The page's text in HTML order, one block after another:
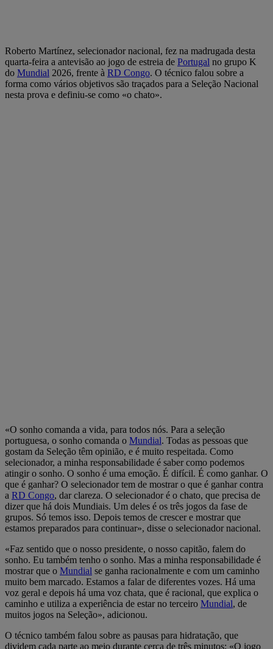
Roberto Martínez, selecionador nacional, fez na madrugada desta
quarta-feira a antevisão ao jogo de estreia de Portugal no grupo K
do Mundial 2026, frente à RD Congo. O técnico falou sobre a
forma como vários objetivos são traçados para a Seleção Nacional
nesta prova e definiu-se como «o chato».
«O sonho comanda a vida, para todos nós. Para a seleção
portuguesa, o sonho comanda o Mundial. Todas as pessoas que
gostam da Seleção têm opinião, e é muito respeitada. Como
selecionador, a minha responsabilidade é saber como podemos
atingir o sonho. O sonho é uma emoção. É difícil. É como ganhar. O
que é ganhar? O selecionador tem de mostrar o que é ganhar contra
a RD Congo, dar clareza. O selecionador é o chato, que precisa de
dizer que há dois Mundiais. Um deles é os três jogos da fase de
grupos. Só temos isso. Depois temos de crescer e mostrar que
estamos preparados para continuar», disse o selecionador nacional.
«Faz sentido que o nosso presidente, o nosso capitão, falem do
sonho. Eu também tenho o sonho. Mas a minha responsabilidade é
mostrar que o Mundial se ganha racionalmente e com um caminho
muito bem marcado. Estamos a falar de diferentes vozes. Há uma
voz geral e depois há uma voz chata, que é racional, que explica o
caminho e utiliza a experiência de estar no terceiro Mundial, de
muitos jogos na Seleção», adicionou.
O técnico também falou sobre as pausas para hidratação, que
dividem cada parte ao meio durante cerca de três minutos: «O jogo